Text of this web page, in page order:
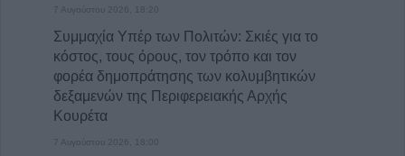
7 Αυγούστου 2026, 18:20
Συμμαχία Υπέρ των Πολιτών: Σκιές για το
κόστος, τους όρους, τον τρόπο και τον
φορέα δημοπράτησης των κολυμβητικών
δεξαμενών της Περιφερειακής Αρχής
Κουρέτα
7 Αυγούστου 2026, 18:00